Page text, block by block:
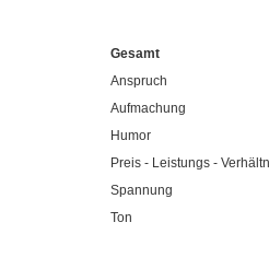
Gesamt
Anspruch
Aufmachung
Humor
Preis - Leistungs -
Spannung
Ton